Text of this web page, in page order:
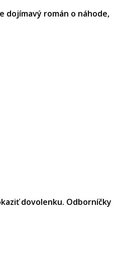
dojímavý román o náhode,
dovolenku. Odborníčky